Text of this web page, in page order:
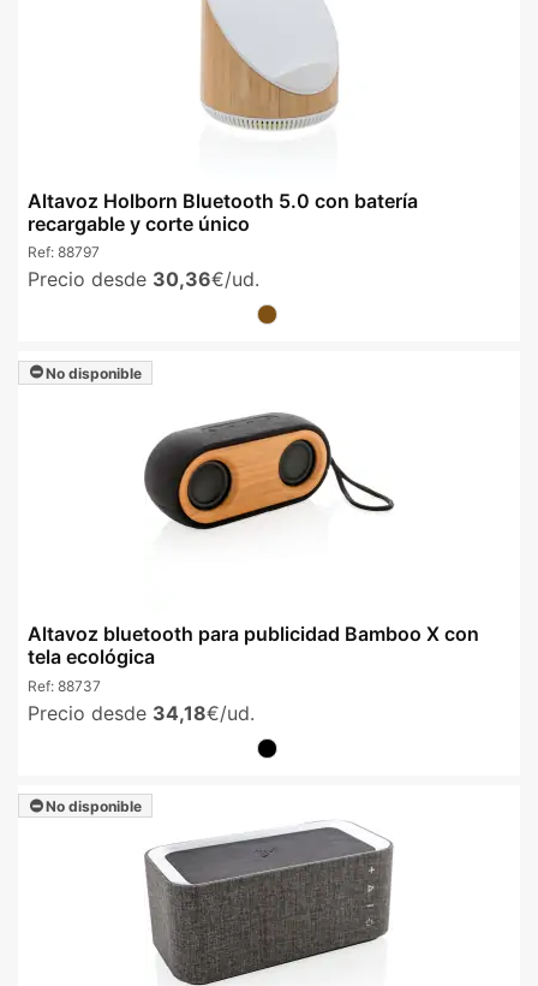
Altavoz Holborn Bluetooth 5.0 con batería
recargable y corte único
Ref: 88797
Precio desde 30,36€/ud.
No disponible
Altavoz bluetooth para publicidad Bamboo X con
tela ecológica
Ref: 88737
Precio desde 34,18€/ud.
No disponible